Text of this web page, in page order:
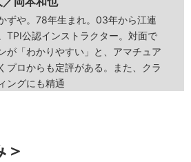
ずや。78年生まれ。03年から江連
TPI公認インストラクター。対面で
が「わかりやすい」と、アマチュア
プロからも定評がある。また、クラ
ングにも精通
＞